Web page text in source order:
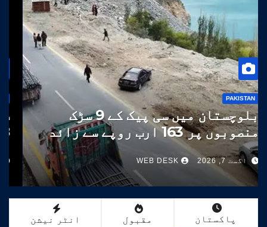
PAKISTAN
بلوچستان میں سی پیک کے 9 سڑک
منصوبوں پر 163 ارب روپے سے زائد
خرچ
اگست 7, 2026 WEB DESK
پاکستان مقبول انٹر نیشن